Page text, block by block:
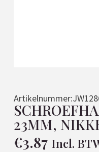
Artikelnummer:
23MM,
€3.87 Incl.